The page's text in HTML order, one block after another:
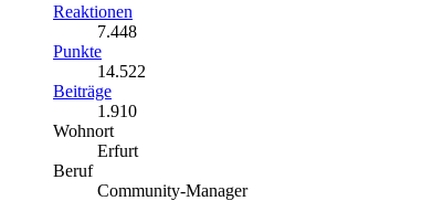
Reaktionen
7.448
Punkte
14.522
Beiträge
1.910
Wohnort
Erfurt
Beruf
Community-Manager